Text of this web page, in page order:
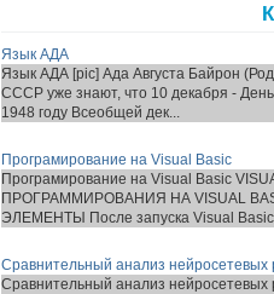
Язык АДА
Язык АДА [pic] Ада Августа Байрон
СССР уже знают, что 10 декабря -
1948 году Всеобщей дек...
Програмирование на Visual Basic
Програмирование на Visual Basic
ПРОГРАММИРОВАНИЯ НА VISUAL
ЭЛЕМЕНТЫ После запуска Visual Basic
Сравнительный анализ нейросетевых
Сравнительный анализ нейросетевых